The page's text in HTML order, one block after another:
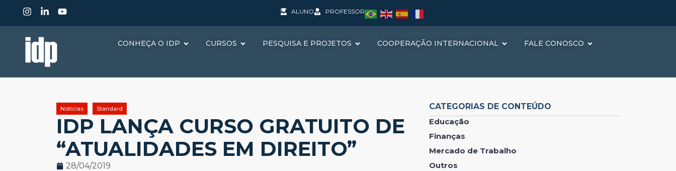
ALUNO PROFESSOR
CONHEÇA O IDP CURSOS PESQUISA E PROJETOS COOPERAÇÃO INTERNACIONAL FALE CONOSCO
Notícias Standard
IDP LANÇA CURSO GRATUITO DE
“ATUALIDADES EM DIREITO”
28/04/2019
CATEGORIAS DE CONTEÚDO
Educação
Finanças
Mercado de Trabalho
Outros